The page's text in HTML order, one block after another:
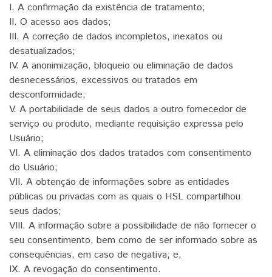
I. A confirmação da existência de tratamento;
II. O acesso aos dados;
III. A correção de dados incompletos, inexatos ou
desatualizados;
IV. A anonimização, bloqueio ou eliminação de dados
desnecessários, excessivos ou tratados em
desconformidade;
V. A portabilidade de seus dados a outro fornecedor de
serviço ou produto, mediante requisição expressa pelo
Usuário;
VI. A eliminação dos dados tratados com consentimento
do Usuário;
VII. A obtenção de informações sobre as entidades
públicas ou privadas com as quais o HSL compartilhou
seus dados;
VIII. A informação sobre a possibilidade de não fornecer o
seu consentimento, bem como de ser informado sobre as
consequências, em caso de negativa; e,
IX. A revogação do consentimento.